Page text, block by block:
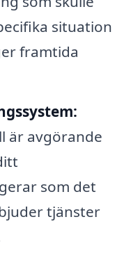
situation
framtida
är avgörande
som det
tjänster